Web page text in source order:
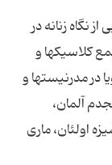
نگاه زنانه در
كلاسیك‏ها و
در مدرنیست‏ها و
آلمان،
اولئان، مارى